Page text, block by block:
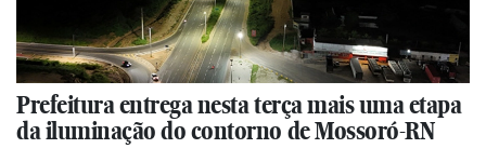
Prefeitura entrega nesta terça mais uma etapa
da iluminação do contorno de Mossoró-RN